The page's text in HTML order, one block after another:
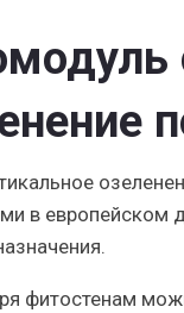
в европейском
фитостенам